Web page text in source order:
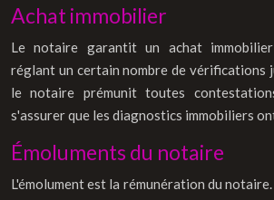
Achat immobilier
Le notaire garantit un achat
réglant un certain nombre de vérifications
le notaire prémunit toutes
s'assurer que les diagnostics immobiliers
Émoluments du notaire
L'émolument est la rémunération du